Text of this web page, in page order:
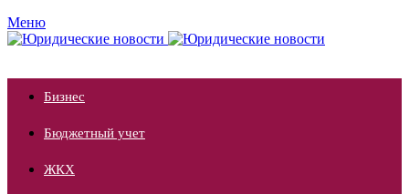
Меню
Бизнес
Бюджетный учет
ЖКХ